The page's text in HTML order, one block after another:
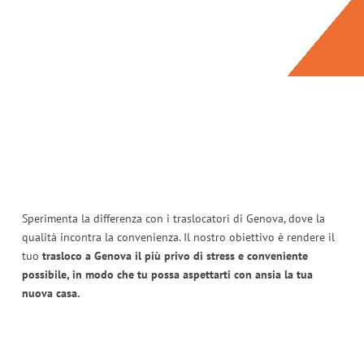
Sperimenta la differenza con i traslocatori di Genova, dove la
qualità incontra la convenienza. Il nostro obiettivo è rendere il
tuo trasloco a Genova il più privo di stress e conveniente
possibile, in modo che tu possa aspettarti con ansia la tua
nuova casa.